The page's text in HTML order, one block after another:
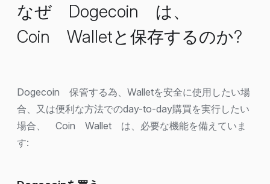
なぜ Dogecoin は、
Coin Walletと保存するのか?
Dogecoin 保管する為、Walletを安全に使用したい場
合、又は便利な方法でのday-to-day購買を実行したい
場合、 Coin Wallet は、必要な機能を備えていま
す: